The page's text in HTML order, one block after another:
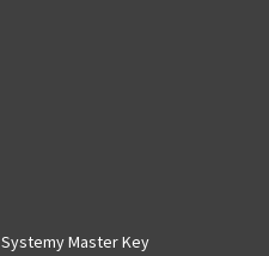
Systemy Master Key